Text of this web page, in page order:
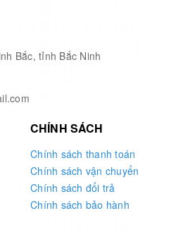
hoa hồng
Bắc, tỉnh Bắc Ninh
CHÍNH SÁCH
Chính sách thanh toán
Chính sách vận chuyển
Chính sách đổi trả
Chính sách bảo hành